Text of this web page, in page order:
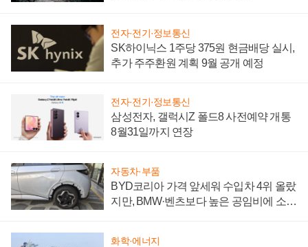
전자·전기·정보통신
SK하이닉스 1주당 375원 현금배당 실시,
추가 주주환원 계획 9월 공개 예정
전자·전기·정보통신
삼성전자, 갤럭시Z 폴드8 사전예약 개통
8월31일까지 연장
자동차·부품
BYD코리아 가격 앞세워 수입차 4위 올랐
지만, BMW·벤츠보다 높은 공임비에 소비
화학·에너지